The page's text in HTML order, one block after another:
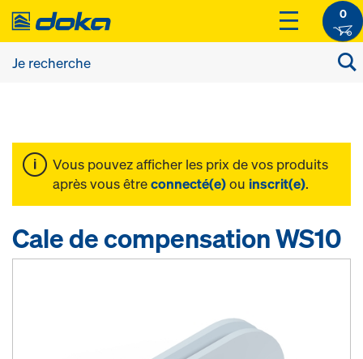
0
Vous pouvez afficher les prix de vos produits
après vous êtreconnecté(e)ou inscrit(e).
Cale de compensation WS10